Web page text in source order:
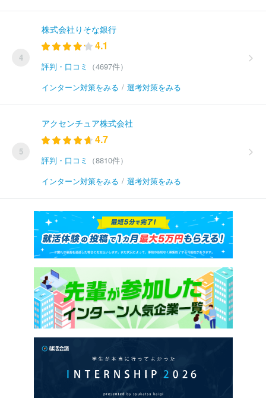
4
株式会社りそな銀行
4.1
評判・口コミ
（4697件）
インターン対策をみる / 選考対策をみる
5
アクセンチュア株式会社
4.7
評判・口コミ
（8810件）
インターン対策をみる / 選考対策をみる